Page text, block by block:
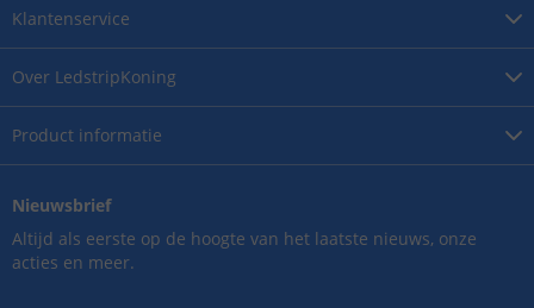
Over LedstripKoning
Product informatie
Klantenservice
Nieuwsbrief
Altijd als eerste op de hoogte van het laatste nieuws, onze
acties en meer.